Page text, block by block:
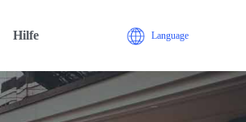
Hilfe Language